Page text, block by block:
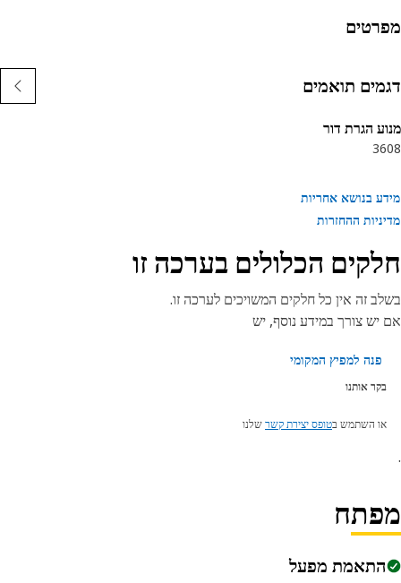
תואמים
הגרת דור
בנושא אחריות
ההחזרות
הכלולים בערכה זו
זה אין כל חלקים המשויכים לערכה זו.
צורך במידע נוסף, יש
פנה למפיץ המקומי
בקר אותנו
או השתמש בטופס יצירת קשרשלנו
התאמת מפעל